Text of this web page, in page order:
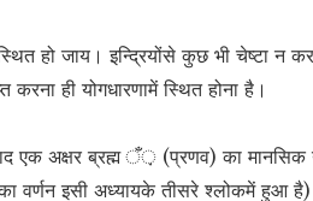
हो जाय। इन्द्रियोंसे कुछ भी चेष्टा न
करना ही योगधारणामें स्थित होना है।
एक अक्षर ब्रह्म ँ़ (प्रणव) का मानसिक
वर्णन इसी अध्यायके तीसरे श्लोकमें हुआ